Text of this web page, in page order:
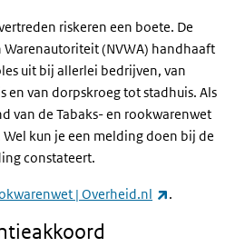
riskeren een boete. De
Warenautoriteit (NVWA) handhaaft
uit bij allerlei bedrijven, van
en van dorpskroeg tot stadhuis. Als
van de Tabaks- en rookwarenwet
kun je een melding doen bij de
constateert.
| Overheid.nl (link is
.